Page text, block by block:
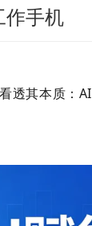
手机
透其本质： AI